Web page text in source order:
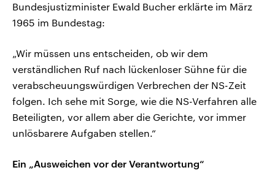
Bundesjustizminister Ewald Bucher erklärte im März
1965 im Bundestag:
„Wir müssen uns entscheiden, ob wir dem
verständlichen Ruf nach lückenloser Sühne für die
verabscheuungswürdigen Verbrechen der NS-Zeit
folgen. Ich sehe mit Sorge, wie die NS-Verfahren alle
Beteiligten, vor allem aber die Gerichte, vor immer
unlösbarere Aufgaben stellen.“
Ein „Ausweichen vor der Verantwortung“